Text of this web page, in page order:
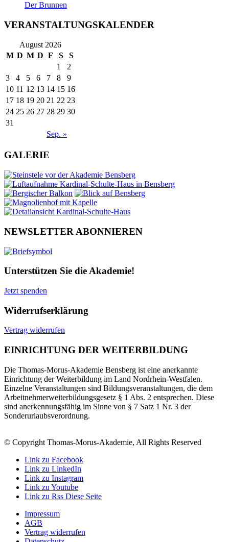
Der Brunnen
VERANSTALTUNGSKALENDER
August 2026
M D M D F S S
Sep. »
1
2
3
4 5 6 7 8
9
10 11 12 13 14 15 16
17 18 19 20 21 22 23
24 25 26 27 28 29 30
31
GALERIE
NEWSLETTER ABONNIEREN
Unterstützen Sie die Akademie!
Jetzt spenden
Widerrufserklärung
Vertrag widerrufen
EINRICHTUNG DER WEITERBILDUNG
Die Thomas-Morus-Akademie Bensberg ist eine anerkannte
Einrichtung der Weiterbildung im Land Nordrhein-Westfalen.
Einzelne Veranstaltungen sind Bildungsveranstaltungen, die dem
Arbeitnehmerweiterbildungsgesetz § 1 Abs. 2 entsprechen. Diese
sind anerkennungsfähig im Sinne von § 7 Satz 1 Nr. 3 der
Sonderurlaubsverordnung.
© Copyright Thomas-Morus-Akademie, All Rights Reserved
Link zu Facebook
Link zu LinkedIn
Link zu Instagram
Link zu Youtube
Link zu Rss Diese Seite
Impressum
AGB
Vertrag widerrufen